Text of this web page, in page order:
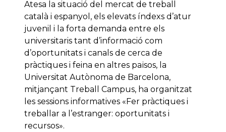
Atesa la situació del mercat de treball
català i espanyol, els elevats índexs d’atur
juvenil i la forta demanda entre els
universitaris tant d’informació com
d’oportunitats i canals de cerca de
pràctiques i feina en altres països, la
Universitat Autònoma de Barcelona,
mitjançant Treball Campus, ha organitzat
les sessions informatives «Fer pràctiques i
treballar a l’estranger: oportunitats i
recursos».